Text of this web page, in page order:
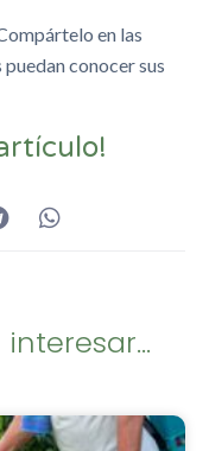
en las
conocer sus